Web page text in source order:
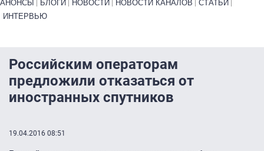
АНОНСЫ БЛОГИ НОВОСТИ НОВОСТИ КАНАЛОВ
СТАТЬИ
ИНТЕРВЬЮ
Российским операторам
предложили отказаться от
иностранных спутников
19.04.2016 08:51